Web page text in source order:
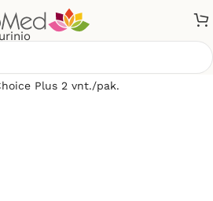
Plus 2 vnt./pak.